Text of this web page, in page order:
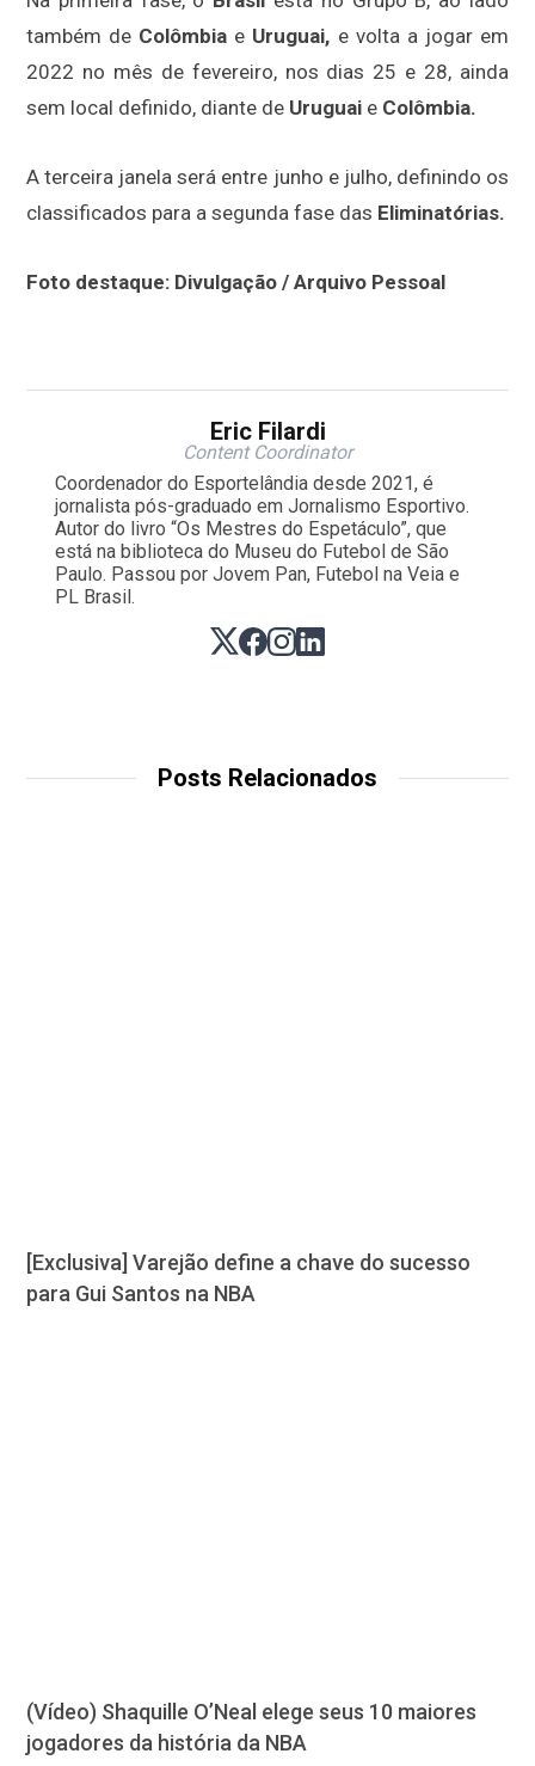
também de Colômbia e Uruguai, e volta a jogar em
2022 no mês de fevereiro, nos dias 25 e 28, ainda
sem local definido, diante de Uruguai e Colômbia.
A terceira janela será entre junho e julho, definindo os
classificados para a segunda fase das Eliminatórias.
Foto destaque: Divulgação / Arquivo Pessoal
Eric Filardi
Content Coordinator
Coordenador do Esportelândia desde 2021, é
jornalista pós-graduado em Jornalismo Esportivo.
Autor do livro “Os Mestres do Espetáculo”, que
está na biblioteca do Museu do Futebol de São
Paulo. Passou por Jovem Pan, Futebol na Veia e
PL Brasil.
Posts Relacionados
[Exclusiva] Varejão define a chave do sucesso
para Gui Santos na NBA
(Vídeo) Shaquille O’Neal elege seus 10 maiores
jogadores da história da NBA